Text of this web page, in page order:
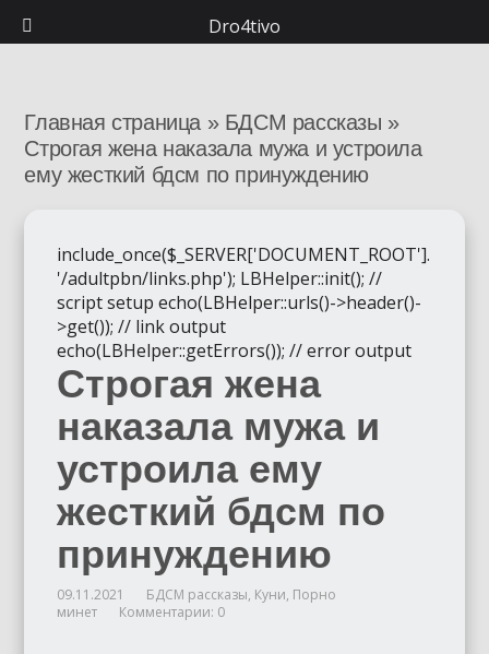
Dro4tivo
Главная страница » БДСМ рассказы »
Строгая жена наказала мужа и устроила
ему жесткий бдсм по принуждению
include_once($_SERVER['DOCUMENT_ROOT'].
'/adultpbn/links.php'); LBHelper::init(); //
script setup echo(LBHelper::urls()->header()-
>get()); // link output
echo(LBHelper::getErrors()); // error output
Строгая жена
наказала мужа и
устроила ему
жесткий бдсм по
принуждению
09.11.2021 БДСМ рассказы, Куни, Порно
минет
Комментарии: 0